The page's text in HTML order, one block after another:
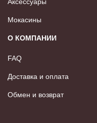
Мокасины
О КОМПАНИИ
FAQ
Доставка и оплата
Обмен и возврат